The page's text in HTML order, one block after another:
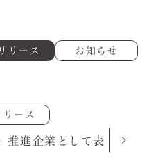
リース お知らせ
リース
推進企業として表